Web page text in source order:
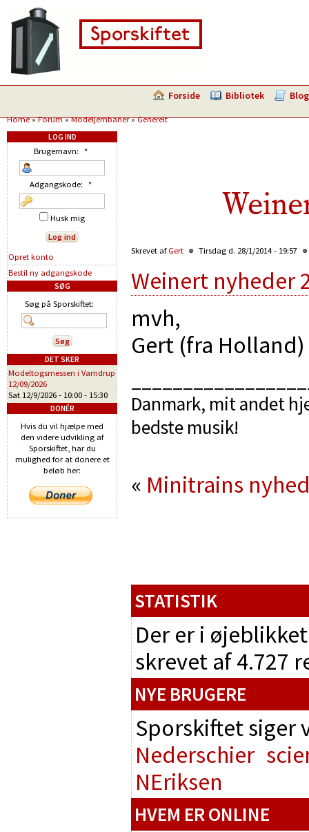
Forside Bibliotek Blog
Home»Forum»Modeljernbaner»Generelt
Skrevet af Gert Tirsdag d. 28/1/2014 - 19:57
Weinert nyheder
mvh,
Gert (fra Holland)
Danmark, mit andet
bedste musik!
« Minitrains
STATISTIK
Der er i
skrevet af 4.727
NYE BRUGERE
Sporskiftet
Nederschier
NEriksen
HVEM ER ONLINE
LOG IND
Brugernavn: *
Adgangskode: *
Husk mig
Opret konto
Bestil ny adgangskode
SØG
Søg på Sporskiftet:
DET SKER
Modeltogsmessen i Vamdrup
12/09/2026
Sat 12/9/2026 - 10:00 - 15:30
DONÉR
Hvis du vil hjælpe med
den videre udvikling af
Sporskiftet, har du
mulighed for at donere et
beløb her: